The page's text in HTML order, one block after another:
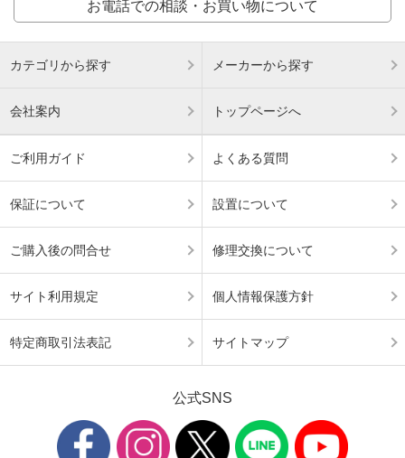
お電話での相談・お買い物について
カテゴリから探す メーカーから探す
会社案内 トップページへ
ご利用ガイド よくある質問
保証について 設置について
ご購入後の問合せ 修理交換について
サイト利用規定 個人情報保護方針
特定商取引法表記 サイトマップ
公式SNS